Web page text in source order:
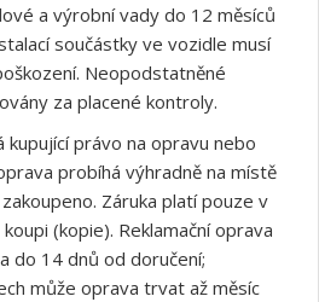
a výrobní vady do 12 měsíců
součástky ve vozidle musí
Neopodstatněné
za placené kontroly.
kupující právo na opravu nebo
probíhá výhradně na místě
Záruka platí pouze v
(kopie). Reklamační oprava
do 14 dnů od doručení;
může oprava trvat až měsíc